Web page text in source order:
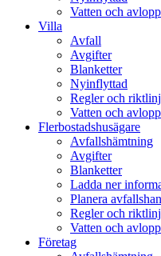
Vatten och avlopp
Villa
Avfall
Avgifter
Blanketter
Nyinflyttad
Regler och
Vatten och avlopp
Flerbostadshusägare
Avfallshämtning
Avgifter
Blanketter
Ladda ner
Planera
Regler och
Vatten och avlopp
Företag